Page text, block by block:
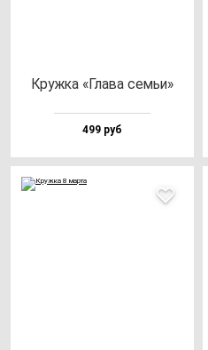
Круж­ка «Гла­ва cемьи»
499 руб